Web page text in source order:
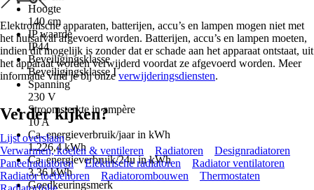
Hoogte
140 cm
IP waarde
IP44
Beveiligingsklasse
Beveiligingsklasse I
Spanning
230 V
Stroomsterkte in ampère
10 A
Ca. energieverbruik/jaar in kWh
1.226,4 kWh
Ca. energieverbruik/24u in kWh
3,36 kWh
Goedkeuringsmerk
Elektronische apparaten, batterijen, accu’s en lampen mogen niet met
het huisafval afgevoerd worden. Batterijen, accu’s en lampen moeten,
indien dit mogelijk is zonder dat er schade aan het apparaat ontstaat, uit
het apparaat worden verwijderd voordat ze afgevoerd worden. Meer
informatie vind je bij onzeverwijderingsdiensten.
Verder kijken?
Lijst overslaan
Verwarmen, koelen & ventileren
Radiatoren
Designradiatoren
Paneelradiatoren
Elektrische radiatoren
Radiator ventilatoren
Radiator toebehoren
Radiatorombouwen
Thermostaten